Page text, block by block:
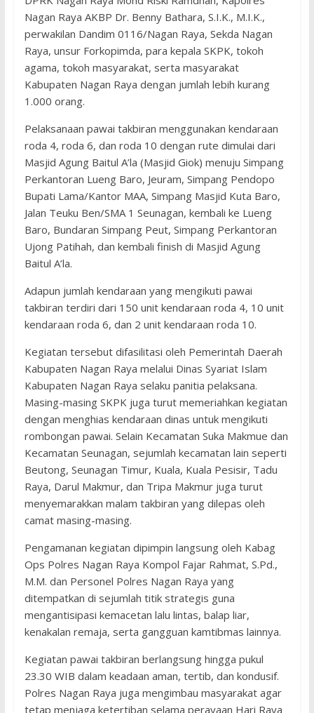
Nagan Raya AKBP Dr. Benny Bathara, S.I.K., M.I.K.,
perwakilan Dandim 0116/Nagan Raya, Sekda Nagan
Raya, unsur Forkopimda, para kepala SKPK, tokoh
agama, tokoh masyarakat, serta masyarakat
Kabupaten Nagan Raya dengan jumlah lebih kurang
1.000 orang.
Pelaksanaan pawai takbiran menggunakan kendaraan
roda 4, roda 6, dan roda 10 dengan rute dimulai dari
Masjid Agung Baitul A’la (Masjid Giok) menuju Simpang
Perkantoran Lueng Baro, Jeuram, Simpang Pendopo
Bupati Lama/Kantor MAA, Simpang Masjid Kuta Baro,
Jalan Teuku Ben/SMA 1 Seunagan, kembali ke Lueng
Baro, Bundaran Simpang Peut, Simpang Perkantoran
Ujong Patihah, dan kembali finish di Masjid Agung
Baitul A’la.
Adapun jumlah kendaraan yang mengikuti pawai
takbiran terdiri dari 150 unit kendaraan roda 4, 10 unit
kendaraan roda 6, dan 2 unit kendaraan roda 10.
Kegiatan tersebut difasilitasi oleh Pemerintah Daerah
Kabupaten Nagan Raya melalui Dinas Syariat Islam
Kabupaten Nagan Raya selaku panitia pelaksana.
Masing-masing SKPK juga turut memeriahkan kegiatan
dengan menghias kendaraan dinas untuk mengikuti
rombongan pawai. Selain Kecamatan Suka Makmue dan
Kecamatan Seunagan, sejumlah kecamatan lain seperti
Beutong, Seunagan Timur, Kuala, Kuala Pesisir, Tadu
Raya, Darul Makmur, dan Tripa Makmur juga turut
menyemarakkan malam takbiran yang dilepas oleh
camat masing-masing.
Pengamanan kegiatan dipimpin langsung oleh Kabag
Ops Polres Nagan Raya Kompol Fajar Rahmat, S.Pd.,
M.M. dan Personel Polres Nagan Raya yang
ditempatkan di sejumlah titik strategis guna
mengantisipasi kemacetan lalu lintas, balap liar,
kenakalan remaja, serta gangguan kamtibmas lainnya.
Kegiatan pawai takbiran berlangsung hingga pukul
23.30 WIB dalam keadaan aman, tertib, dan kondusif.
Polres Nagan Raya juga mengimbau masyarakat agar
tetap menjaga ketertiban selama perayaan Hari Raya